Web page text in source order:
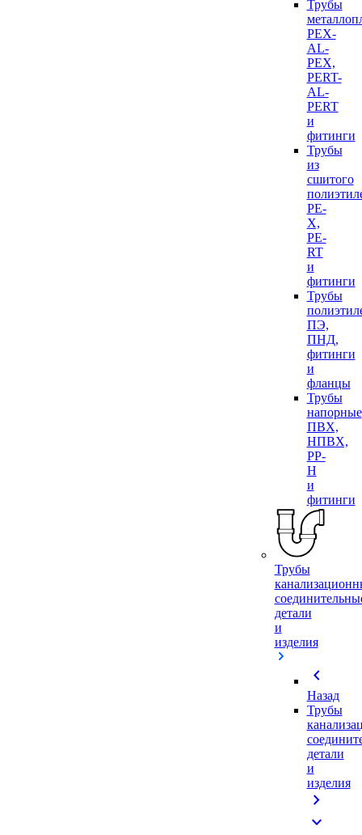
Трубы
PEX-
AL-
PEX,
PERT-
AL-
PERT
и
фитинги
Трубы
из
сшитого
PE-
X,
PE-
RT
и
фитинги
Трубы
ПЭ,
ПНД,
фитинги
и
фланцы
Трубы
напорные
ПВХ,
НПВХ,
PP-
H
и
фитинги
Трубы
детали
и
изделия
chevron_left
Назад
Трубы
детали
и
изделия
chevron_right
expand_more